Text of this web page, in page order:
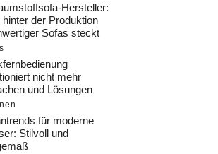
Hersteller:
hinter der Produktion
Sofas steckt
nicht mehr
und Lösungen
für moderne
Stilvoll und